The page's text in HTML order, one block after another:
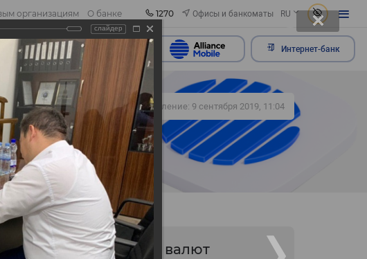
организациям О банке 1270 Офисы и банкоматы RU
Отправить обращение Интернет-банк
336 Обновление: 9 сентября 2019, 11:04
Курс валют
слайдер